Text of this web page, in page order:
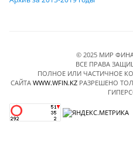
© 2025 МИР
ВСЕ ПРАВА
ПОЛНОЕ ИЛИ ЧАСТИЧНОЕ
САЙТА WWW.WFIN.KZРАЗРЕШЕНО